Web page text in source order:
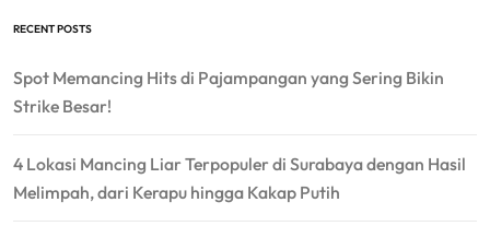
RECENT POSTS
Spot Memancing Hits di Pajampangan yang Sering Bikin
Strike Besar!
4 Lokasi Mancing Liar Terpopuler di Surabaya dengan Hasil
Melimpah, dari Kerapu hingga Kakap Putih